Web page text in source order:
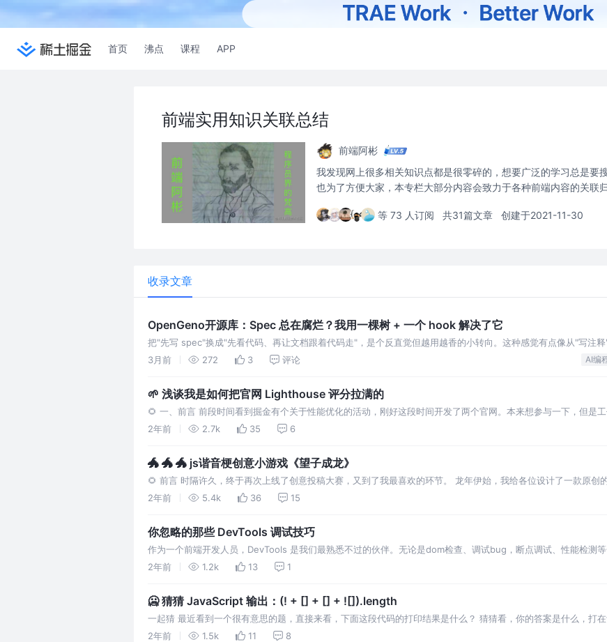
首页 沸点 课程 APP
前端实用知识关联总结
前端阿彬
我发现网上很多相关知识点都是很零碎的，想要广泛的学习总是要
也为了方便大家，本专栏大部分内容会致力于各种前端内容的关联归
等 73 人订阅 共31篇文章 创建于2021-11-30
收录文章
OpenGeno开源库：Spec 总在腐烂？我用一棵树 + 一个 hook 解决了它
把"先写 spec"换成"先看代码、再让文档跟着代码走"，是个反直觉但越用越香的小转向。这种感觉有点像从"写注
者依赖自觉，后者由机器兜底。
3月前 272 3 评论 AI编
🌱 浅谈我是如何把官网 Lighthouse 评分拉满的
🌻 一、前言 前段时间看到掘金有个关于性能优化的活动，刚好这段时间开发了两个官网。本来想参与一下，但是
又不愿意敷衍了事。所以本来打算不参加了的。不过这两天稍微空闲下来了，所以还是简
2年前 2.7k 35 6
🐲 🐲 🐲 js谐音梗创意小游戏《望子成龙》
🌻 前言 时隔许久，终于再次上线了创意投稿大赛，又到了我最喜欢的环节。 龙年伊始，我给各位设计了一款原创
直接进入正题，只求各位一个小赞👍 🔥 游戏体验 游戏灵感 灵感来源于一个成语
2年前 5.4k 36 15
你忽略的那些 DevTools 调试技巧
作为一个前端开发人员，DevTools 是我们最熟悉不过的伙伴。无论是dom检查、调试bug，断点调试、性能检测
它的帮助。 大家经常使用的 DevTools 功能大差不差，
2年前 1.2k 13 1
🥶 猜猜 JavaScript 输出：(! + [] + [] + ![]).length
一起猜 最近看到一个很有意思的题，直接来看，下面这段代码的打印结果是什么？ 猜猜看，你的答案是什么，打
undefined，正如我的英文名 为什么呢？因为我第一眼看到题目，只想到
2年前 1.5k 11 8